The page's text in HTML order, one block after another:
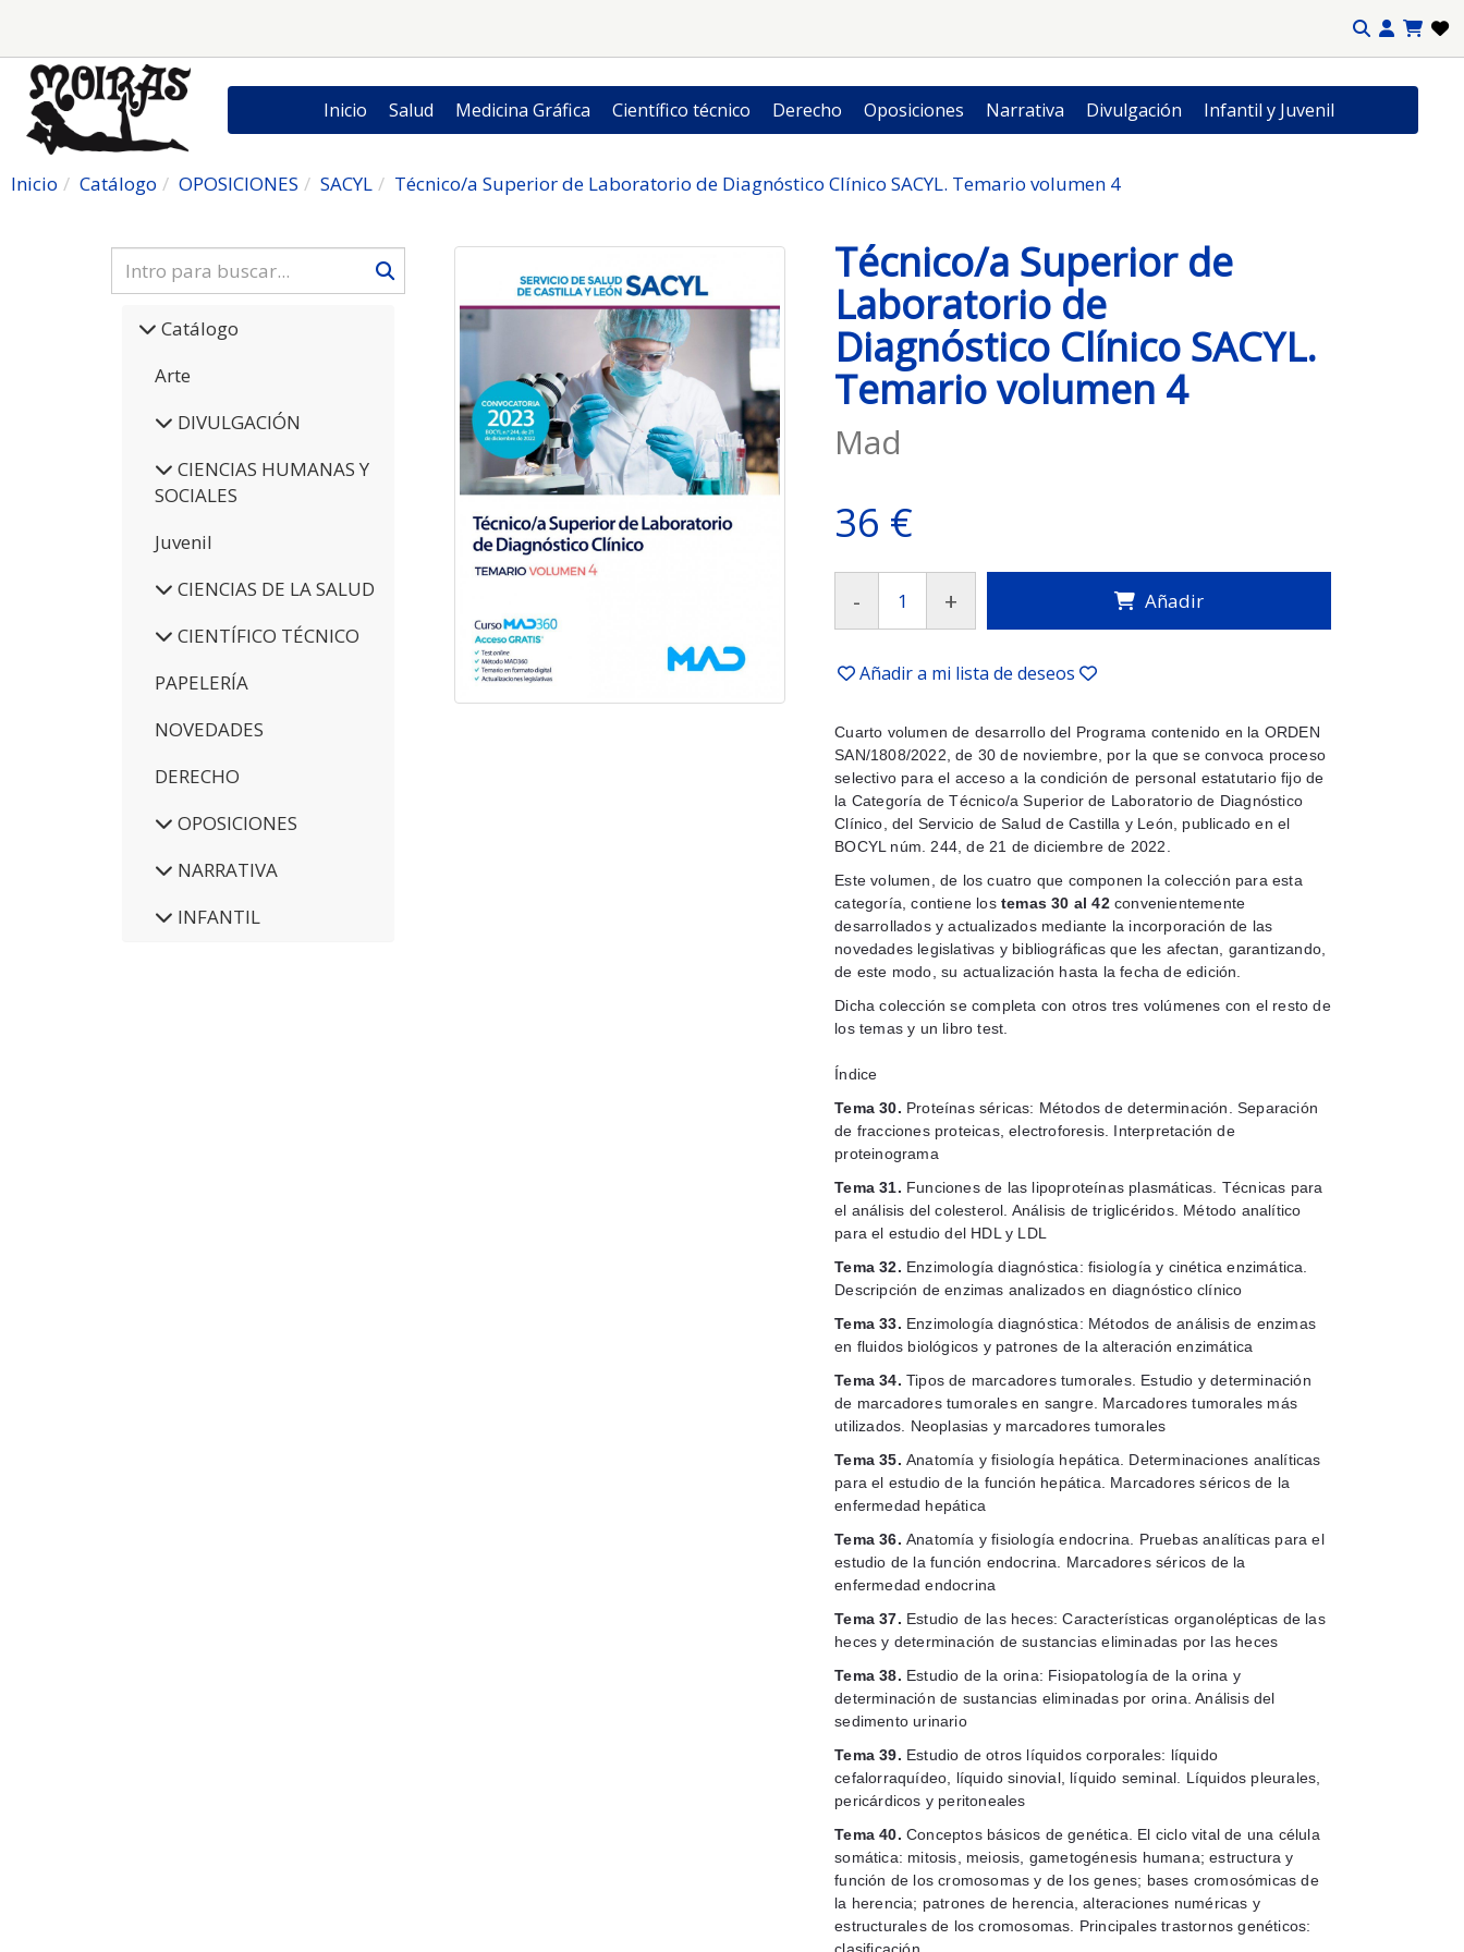
Inicio Salud Medicina Gráfica Científico técnico Derecho Oposiciones Narrativa Divulgación Infantil y Juvenil
Inicio Catálogo OPOSICIONES SACYL Técnico/a Superior de Laboratorio de Diagnóstico Clínico SACYL. Temario volumen 4
Catálogo
Arte
DIVULGACIÓN
CIENCIAS HUMANAS Y
SOCIALES
Juvenil
CIENCIAS DE LA SALUD
CIENTÍFICO TÉCNICO
PAPELERÍA
NOVEDADES
DERECHO
OPOSICIONES
NARRATIVA
INFANTIL
Técnico/a Superior de
Laboratorio de
Diagnóstico Clínico SACYL.
Temario volumen 4
Mad
36 €
- + Añadir
Añadir a mi lista de deseos
Cuarto volumen de desarrollo del Programa contenido en la ORDEN
SAN/1808/2022, de 30 de noviembre, por la que se convoca proceso
selectivo para el acceso a la condición de personal estatutario fijo de
la Categoría de Técnico/a Superior de Laboratorio de Diagnóstico
Clínico, del Servicio de Salud de Castilla y León, publicado en el
BOCYL núm. 244, de 21 de diciembre de 2022.
Este volumen, de los cuatro que componen la colección para esta
categoría, contiene los temas 30 al 42 convenientemente
desarrollados y actualizados mediante la incorporación de las
novedades legislativas y bibliográficas que les afectan, garantizando,
de este modo, su actualización hasta la fecha de edición.
Dicha colección se completa con otros tres volúmenes con el resto de
los temas y un libro test.
Índice
Tema 30. Proteínas séricas: Métodos de determinación. Separación
de fracciones proteicas, electroforesis. Interpretación de
proteinograma
Tema 31. Funciones de las lipoproteínas plasmáticas. Técnicas para
el análisis del colesterol. Análisis de triglicéridos. Método analítico
para el estudio del HDL y LDL
Tema 32. Enzimología diagnóstica: fisiología y cinética enzimática.
Descripción de enzimas analizados en diagnóstico clínico
Tema 33. Enzimología diagnóstica: Métodos de análisis de enzimas
en fluidos biológicos y patrones de la alteración enzimática
Tema 34. Tipos de marcadores tumorales. Estudio y determinación
de marcadores tumorales en sangre. Marcadores tumorales más
utilizados. Neoplasias y marcadores tumorales
Tema 35. Anatomía y fisiología hepática. Determinaciones analíticas
para el estudio de la función hepática. Marcadores séricos de la
enfermedad hepática
Tema 36. Anatomía y fisiología endocrina. Pruebas analíticas para el
estudio de la función endocrina. Marcadores séricos de la
enfermedad endocrina
Tema 37. Estudio de las heces: Características organolépticas de las
heces y determinación de sustancias eliminadas por las heces
Tema 38. Estudio de la orina: Fisiopatología de la orina y
determinación de sustancias eliminadas por orina. Análisis del
sedimento urinario
Tema 39. Estudio de otros líquidos corporales: líquido
cefalorraquídeo, líquido sinovial, líquido seminal. Líquidos pleurales,
pericárdicos y peritoneales
Tema 40. Conceptos básicos de genética. El ciclo vital de una célula
somática: mitosis, meiosis, gametogénesis humana; estructura y
función de los cromosomas y de los genes; bases cromosómicas de
la herencia; patrones de herencia, alteraciones numéricas y
estructurales de los cromosomas. Principales trastornos genéticos: